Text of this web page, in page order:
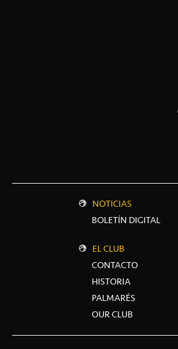
NOTICIAS
BOLETÍN DIGITAL
EL CLUB
CONTACTO
HISTORIA
PALMARÉS
OUR CLUB